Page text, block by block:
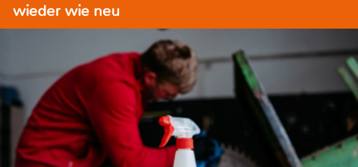
wieder wie neu